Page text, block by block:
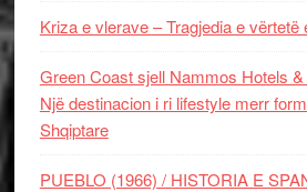
Kriza e vlerave – Tragjedia e
Green Coast sjell Nammos Hotels
Një destinacion i ri lifestyle merr
Shqiptare
PUEBLO (1966) / HISTORIA E